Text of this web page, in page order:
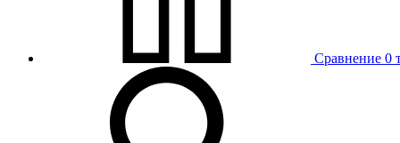
Сравнение 0